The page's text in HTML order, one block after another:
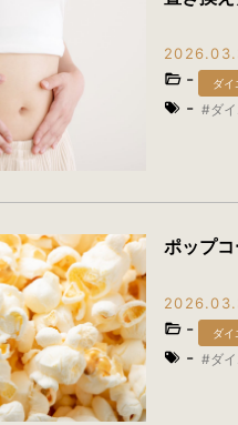
- ダイ
- ダ
ポップ
- ダイ
- ダ